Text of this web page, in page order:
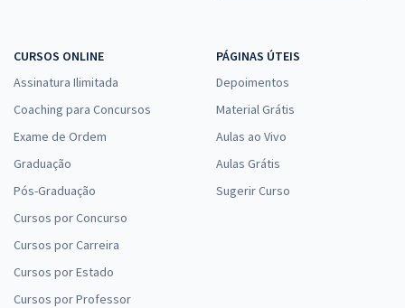
CURSOS ONLINE
Assinatura Ilimitada
Coaching para Concursos
Exame de Ordem
Graduação
Pós-Graduação
Cursos por Concurso
Cursos por Carreira
Cursos por Estado
Cursos por Professor
PÁGINAS ÚTEIS
Depoimentos
Material Grátis
Aulas ao Vivo
Aulas Grátis
Sugerir Curso